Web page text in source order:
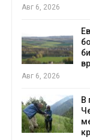
Авг 6, 2026
Авг 6, 2026
В